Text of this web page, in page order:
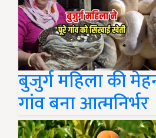
बुजुर्ग महिला की
गांव बना आत्मनिर्भर